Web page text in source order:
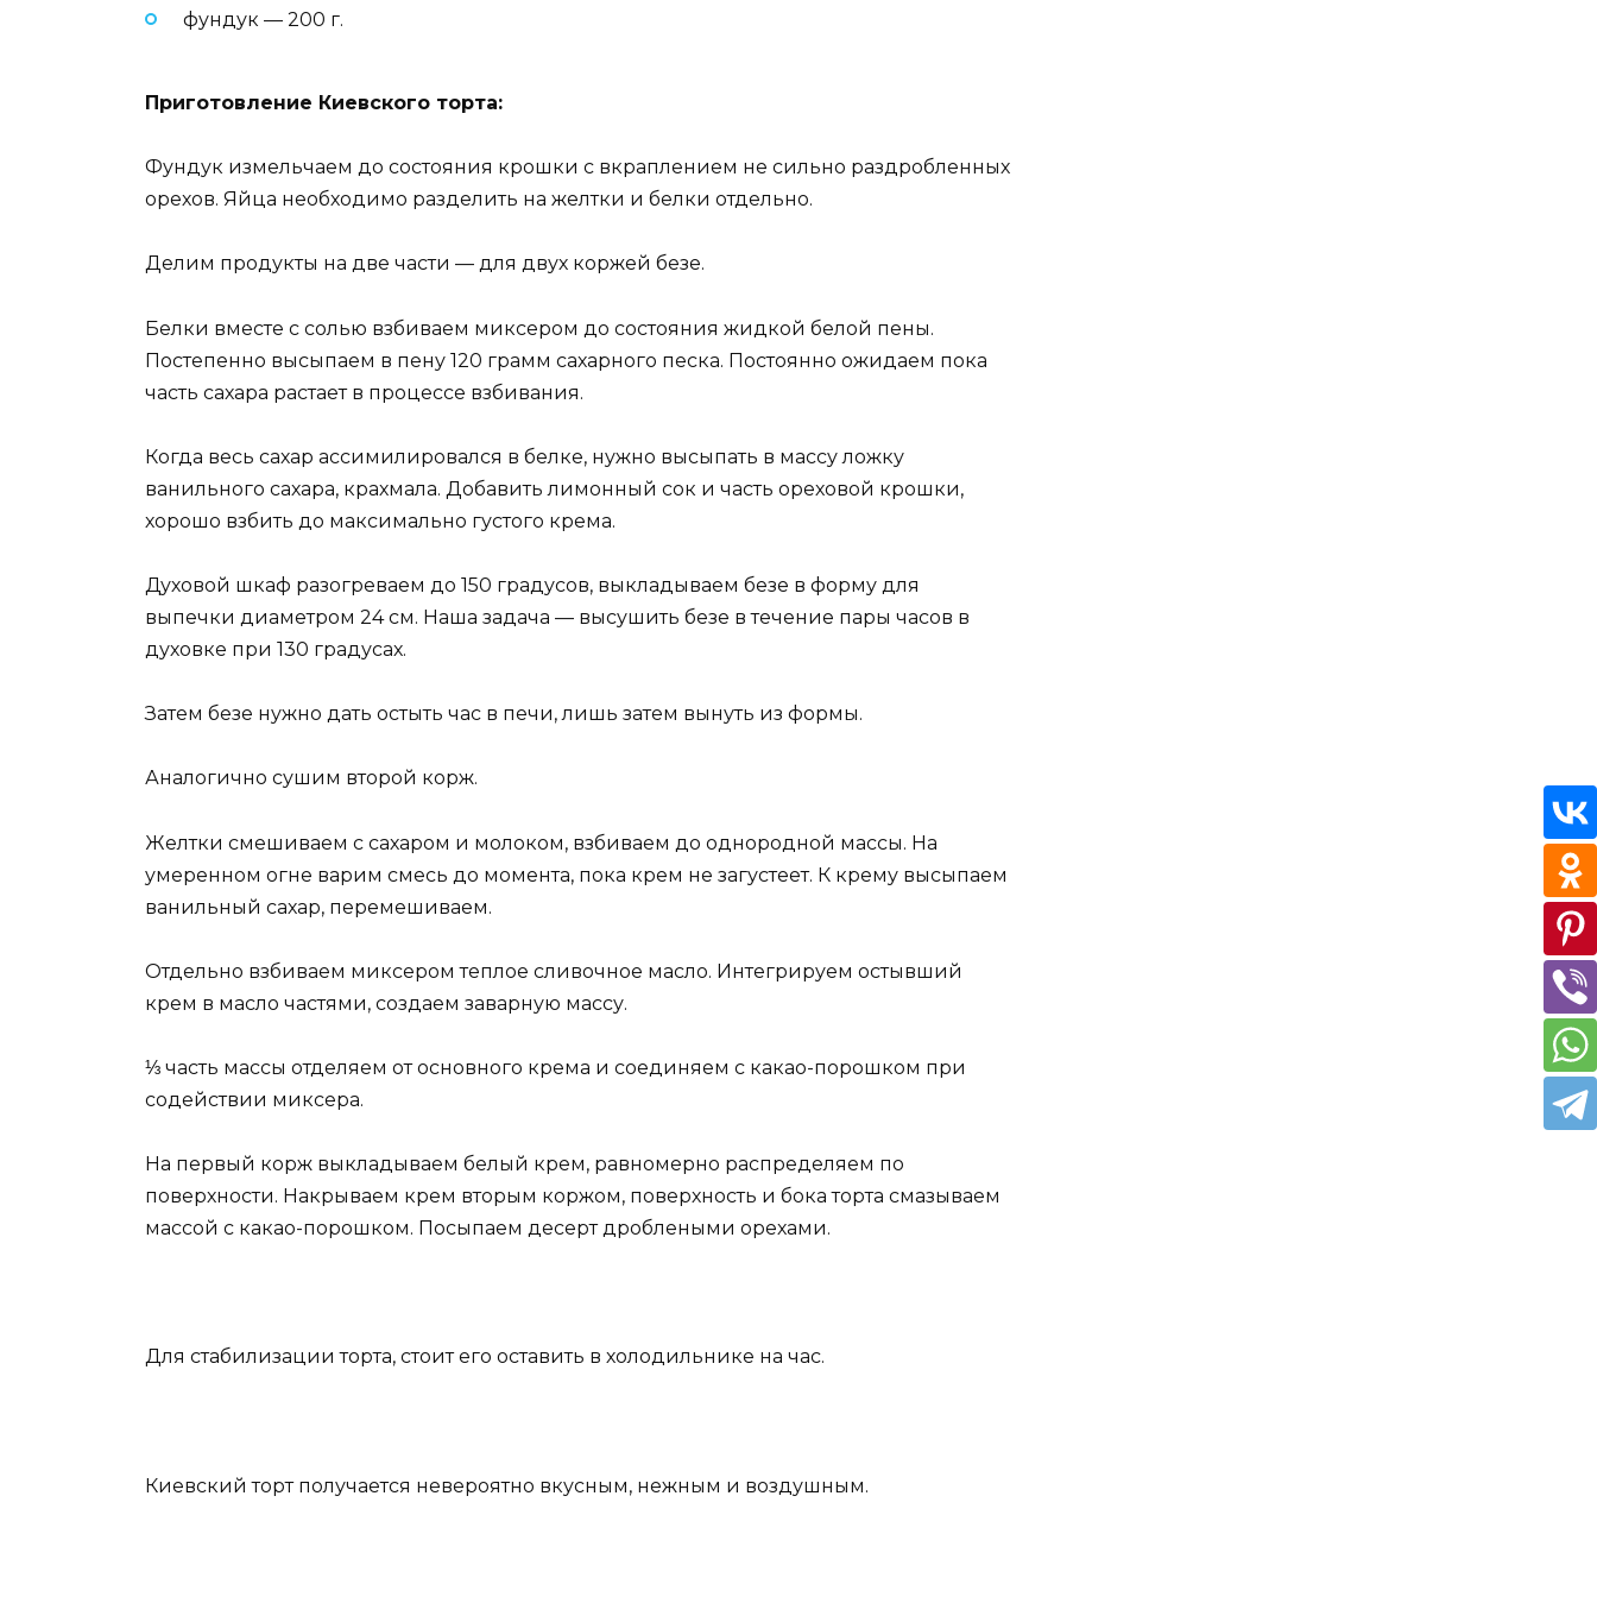
фундук — 200 г.
Приготовление Киевского торта:
Фундук измельчаем до состояния крошки с вкраплением не сильно раздробленных
орехов. Яйца необходимо разделить на желтки и белки отдельно.
Делим продукты на две части — для двух коржей безе.
Белки вместе с солью взбиваем миксером до состояния жидкой белой пены.
Постепенно высыпаем в пену 120 грамм сахарного песка. Постоянно ожидаем пока
часть сахара растает в процессе взбивания.
Когда весь сахар ассимилировался в белке, нужно высыпать в массу ложку
ванильного сахара, крахмала. Добавить лимонный сок и часть ореховой крошки,
хорошо взбить до максимально густого крема.
Духовой шкаф разогреваем до 150 градусов, выкладываем безе в форму для
выпечки диаметром 24 см. Наша задача — высушить безе в течение пары часов в
духовке при 130 градусах.
Затем безе нужно дать остыть час в печи, лишь затем вынуть из формы.
Аналогично сушим второй корж.
Желтки смешиваем с сахаром и молоком, взбиваем до однородной массы. На
умеренном огне варим смесь до момента, пока крем не загустеет. К крему высыпаем
ванильный сахар, перемешиваем.
Отдельно взбиваем миксером теплое сливочное масло. Интегрируем остывший
крем в масло частями, создаем заварную массу.
⅓ часть массы отделяем от основного крема и соединяем с какао-порошком при
содействии миксера.
На первый корж выкладываем белый крем, равномерно распределяем по
поверхности. Накрываем крем вторым коржом, поверхность и бока торта смазываем
массой с какао-порошком. Посыпаем десерт дроблеными орехами.
Для стабилизации торта, стоит его оставить в холодильнике на час.
Киевский торт получается невероятно вкусным, нежным и воздушным.